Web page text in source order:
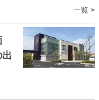
一覧 >